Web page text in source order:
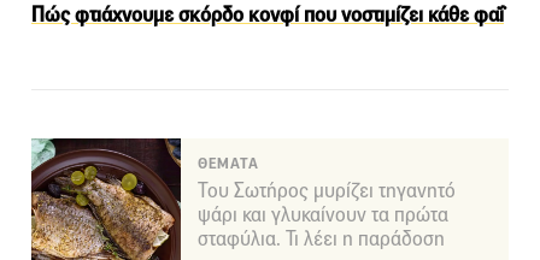
Πώς φτιάχνουμε σκόρδο κονφί που νοστιμίζει κάθε φαΐ
ΘΕΜΑΤΑ
Του Σωτήρος μυρίζει τηγανητό
ψάρι και γλυκαίνουν τα πρώτα
σταφύλια. Τι λέει η παράδοση